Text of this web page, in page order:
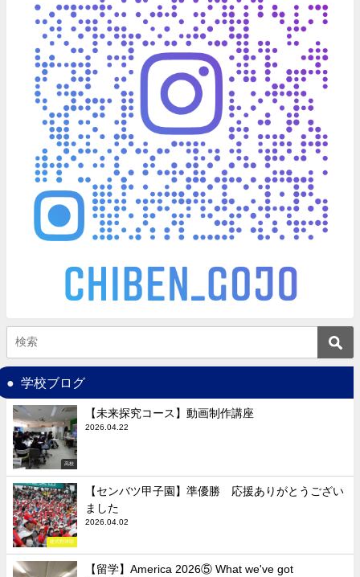
学校ブログ
高校
【未来探究コース】動画制作講座
2026.04.22
硬式野球部
【センバツ甲子園】準優勝 応援ありがとうござい
ました
2026.04.02
【留学】America 2026⑤ What we've got